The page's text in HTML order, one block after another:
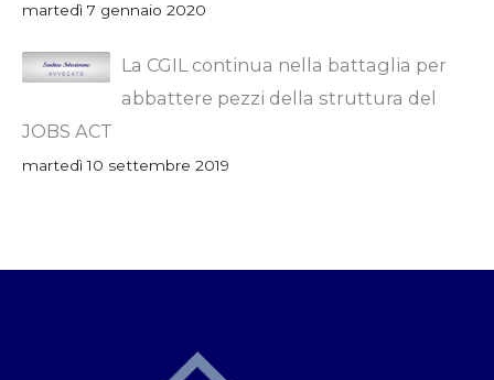
martedì 7 gennaio 2020
La CGIL continua nella battaglia per
abbattere pezzi della struttura del
JOBS ACT
martedì 10 settembre 2019